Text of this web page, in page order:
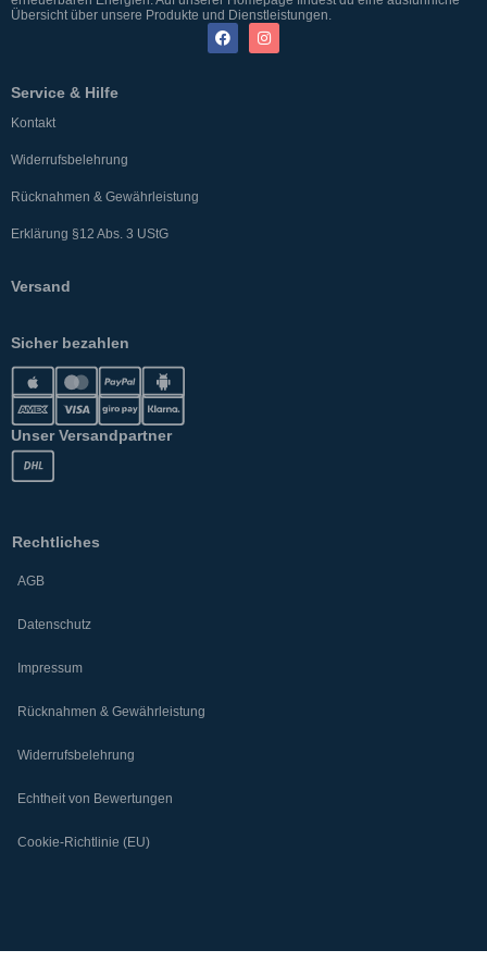
Übersicht über unsere Produkte und Dienstleistungen.
Service & Hilfe
Kontakt
Widerrufsbelehrung
Rücknahmen & Gewährleistung
Erklärung §12 Abs. 3 UStG
Versand
Sicher bezahlen
Unser Versandpartner
Rechtliches
AGB
Datenschutz
Impressum
Rücknahmen & Gewährleistung
Widerrufsbelehrung
Echtheit von Bewertungen
Cookie-Richtlinie (EU)